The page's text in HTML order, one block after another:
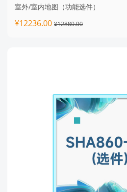
室外/室内地图（功能选件）
¥12236.00 ¥12880.00